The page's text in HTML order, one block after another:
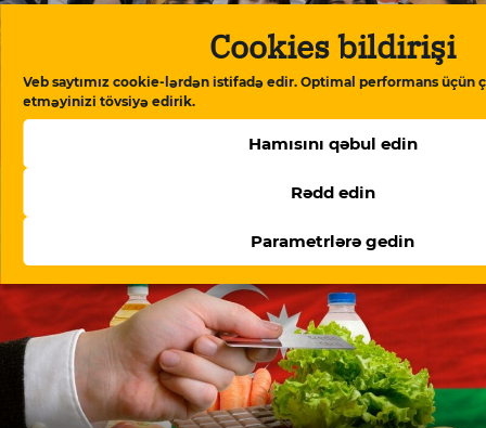
Cookies bildirişi
Veb saytımız cookie-lərdən istifadə edir. Optimal performans üçün
etməyinizi tövsiyə edirik.
Hamısını qəbul edin
Rədd edin
Parametrlərə gedin
“Meydan TV işi”: “Burada mühakimə olunan
Azərbaycan cəmiyyətinin vicdanıdır”